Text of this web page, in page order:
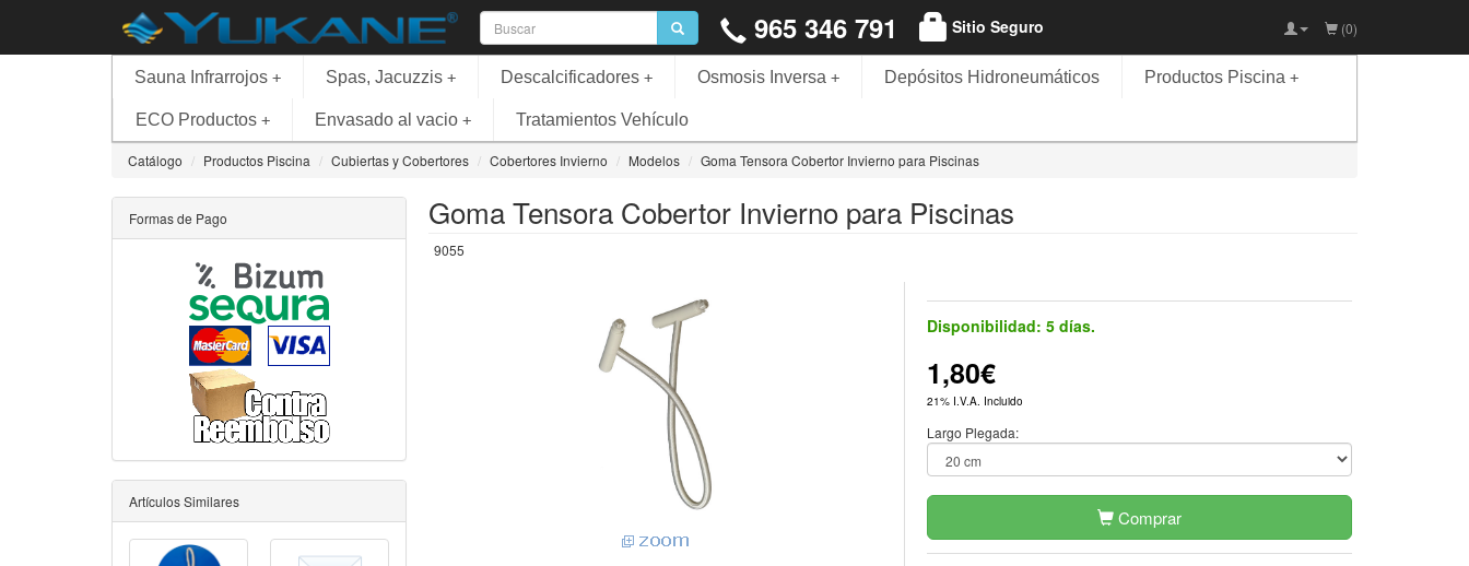
965 346 791 Sitio Seguro (0)
+
Sauna Infrarrojos +
Spas, Jacuzzis +
Descalcificadores +
Osmosis Inversa Depósitos Hidroneumáticos +
Productos Piscina
+
ECO Productos +
Envasado al vacio Tratamientos Vehículo
Catálogo Productos Piscina Cubiertas y Cobertores Cobertores Invierno Modelos Goma Tensora Cobertor Invierno para Piscinas
Goma Tensora Cobertor Invierno para Piscinas
9055
Disponibilidad: 5 días.
1,80€
21% I.V.A. Incluido
Largo Plegada:
Comprar
Formas de Pago
Artículos Similares